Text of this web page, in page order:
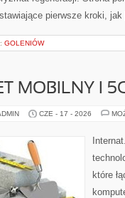
pierwsze kroki,
GOLENIÓW
MOBILNY I
CZE - 17 - 2026
które